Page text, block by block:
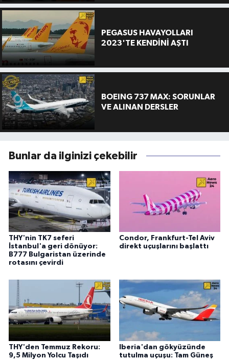
PEGASUS HAVAYOLLARI
2023'TE KENDİNİ AŞTI
BOEING 737 MAX: SORUNLAR
VE ALINAN DERSLER
Bunlar da ilginizi çekebilir
THY'nin TK7 seferi
İstanbul'a geri dönüyor:
B777 Bulgaristan üzerinde
rotasını çevirdi
Condor, Frankfurt-Tel Aviv
direkt uçuşlarını başlattı
THY'den Temmuz Rekoru:
9,5 Milyon Yolcu Taşıdı
Iberia'dan gökyüzünde
tutulma uçuşu: Tam Güneş